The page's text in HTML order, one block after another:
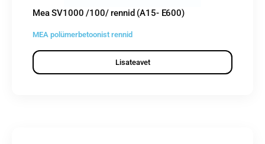
Mea SV1000 /100/ rennid (A15- E600)
MEA polümerbetoonist rennid
Lisateavet